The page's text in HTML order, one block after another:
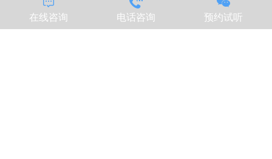
在线咨询 电话咨询 预约试听